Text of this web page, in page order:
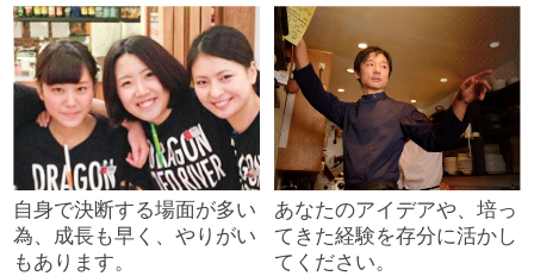
自身で決断する場面が多い
為、成長も早く、やりがい
もあります。
あなたのアイデアや、培っ
てきた経験を存分に活かし
てください。